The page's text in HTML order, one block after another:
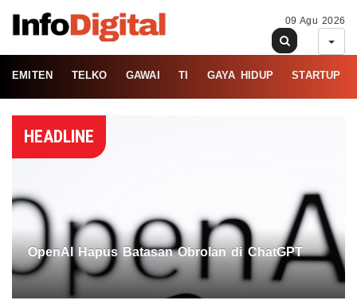
09 Agu 2026
EMITEN TELKO GAWAI TI GAYA HIDUP STARTUP
HEADLINE
OpenAI Hapus Batasan Obrolan di ChatGPT